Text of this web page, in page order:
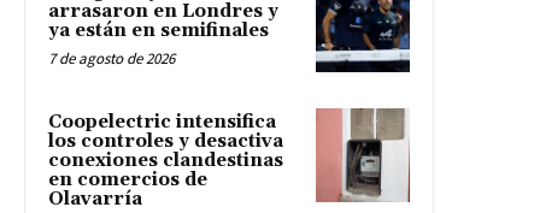
arrasaron en Londres y
ya están en semifinales
7 de agosto de 2026
Coopelectric intensifica
los controles y desactiva
conexiones clandestinas
en comercios de
Olavarría